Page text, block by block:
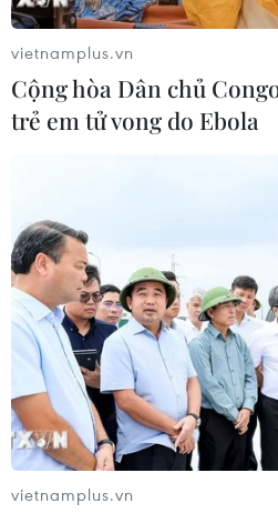
vietnamplus.vn
Cộng hòa Dân chủ
trẻ em tử vong do Ebola
vietnamplus.vn